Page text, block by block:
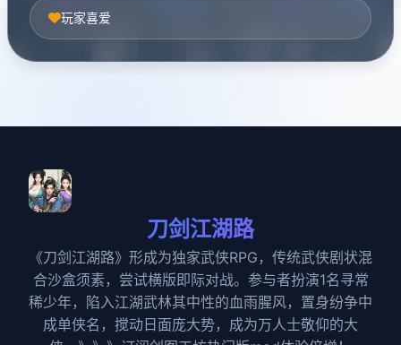
玩家喜爱
刀剑江湖路
《刀剑江湖路》形成为独家武侠RPG，传统武侠剧状混
合沙盒须素，尝试横版即际对战。参与者扮演1名寻常
稀少年，陷入江湖武林其中性的血雨腥风，置身纷争中
成单侠名，搅动日面庞大势，成为万人士敬仰的大